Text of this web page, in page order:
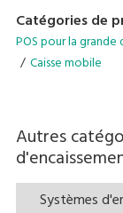
Catégories de
POS pour la
Caisse mobile
Autres
Systèmes